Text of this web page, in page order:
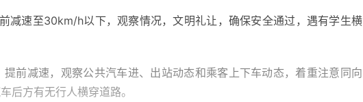
减速至30km/h以下，观察情况，文明礼让，确保安全通过，遇有学生横
提前减速，观察公共汽车进、出站动态和乘客上下车动态，着重注意同向
后方有无行人横穿道路。